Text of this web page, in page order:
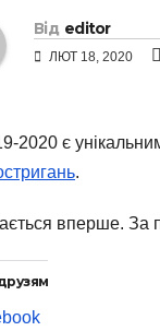
Від editor
ЛЮТ 18, 2020
2020 є
.
вперше. За